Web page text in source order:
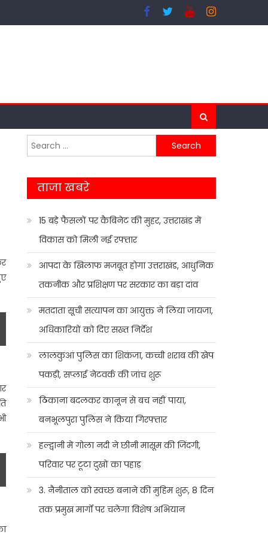
Search
for:
ताजा खबरे
15 बड़े फैसलों पर कैबिनेट की मुहर, उत्तराखंड में
विकास को मिली नई रफ्तार
आपदा के खिलाफ मजबूत होगा उत्तराखंड, आधुनिक
तकनीक और प्रशिक्षण पर सरकार का बड़ा दांव
मतदाता सूची सत्यापन का आयुक्त ने लिया जायजा,
अधिकारियों को दिए सख्त निर्देश
लालकुआं पुलिस का शिकंजा, कच्ची शराब की खेप
पकड़ी, सप्लाई नेटवर्क की जांच शुरू
ठिकाना बदलकर कानून से बच नहीं पाया,
बनभूलपुरा पुलिस ने किया गिरफ्तार
हल्द्वानी में गोला नदी ने छीनी मासूम की जिंदगी,
परिवार पर टूटा दुखों का पहाड़
3. नैनीताल को स्वच्छ बनाने की मुहिम शुरू, 8 दिन
तक प्रमुख मार्गों पर चलेगा विशेष अभियान